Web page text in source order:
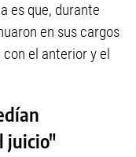
es que, durante
en sus cargos
el anterior y el
juicio"